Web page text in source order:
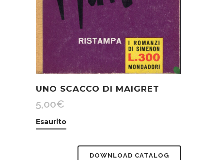
UNO SCACCO DI MAIGRET
5,00€
Esaurito
DOWNLOAD CATALOG